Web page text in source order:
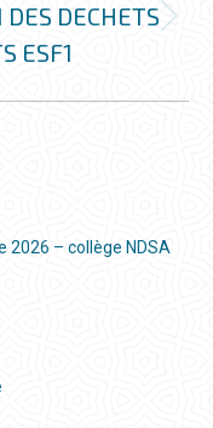
DECHETS
ESF1
2026 – collège NDSA